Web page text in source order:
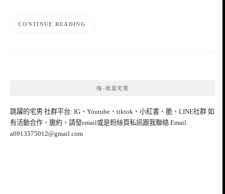
CONTINUE READING
嗨~我是宅男
跳躍的宅男 社群平台: IG、Youtube、tiktok、小紅書、脆、LINE社群 如
有活動合作、邀約，請發email或是粉絲頁私訊跟我聯絡 Email:
a0913575012@gmail.com